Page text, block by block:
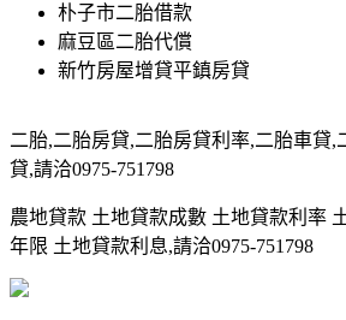
朴子市二胎借款
麻豆區二胎代償
新竹房屋增貸平鎮房貸
二胎,二胎房貸,二胎房貸利率,二胎車貸,
貸,請洽0975-751798
農地貸款 土地貸款成數 土地貸款利率
年限 土地貸款利息,請洽0975-751798